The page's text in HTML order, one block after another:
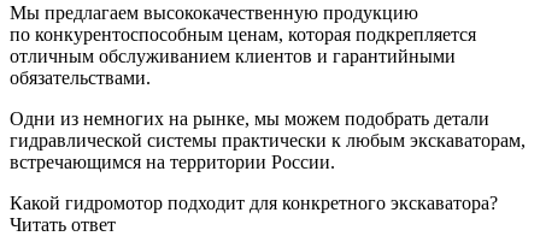
Мы предлагаем высококачественную продукцию
по конкурентоспособным ценам, которая подкрепляется
отличным обслуживанием клиентов и гарантийными
обязательствами.
Одни из немногих на рынке, мы можем подобрать детали
гидравлической системы практически к любым экскаваторам,
встречающимся на территории России.
Какой гидромотор подходит для конкретного экскаватора?
Читать ответ